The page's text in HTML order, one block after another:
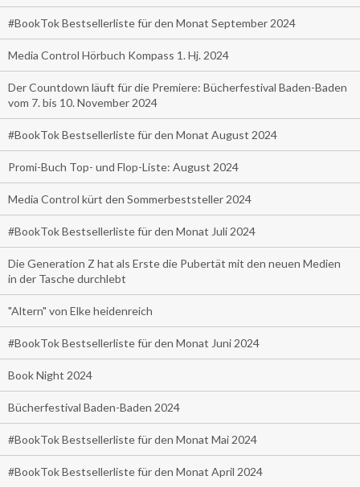
#BookTok Bestsellerliste für den Monat September 2024
Media Control Hörbuch Kompass 1. Hj. 2024
Der Countdown läuft für die Premiere: Bücherfestival Baden-Baden
vom 7. bis 10. November 2024
#BookTok Bestsellerliste für den Monat August 2024
Promi-Buch Top- und Flop-Liste: August 2024
Media Control kürt den Sommerbeststeller 2024
#BookTok Bestsellerliste für den Monat Juli 2024
Die Generation Z hat als Erste die Pubertät mit den neuen Medien
in der Tasche durchlebt
"Altern" von Elke heidenreich
#BookTok Bestsellerliste für den Monat Juni 2024
Book Night 2024
Bücherfestival Baden-Baden 2024
#BookTok Bestsellerliste für den Monat Mai 2024
#BookTok Bestsellerliste für den Monat April 2024